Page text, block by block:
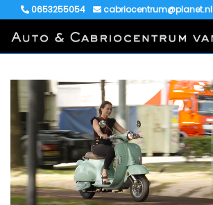
0653255054 cabriocentrum@planet.nl